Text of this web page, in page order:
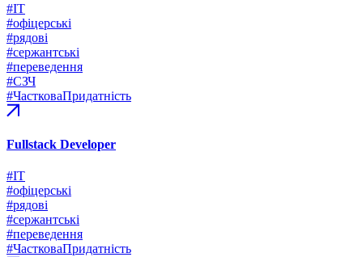
#ІТ
#офіцерські
#рядові
#сержантські
#переведення
#СЗЧ
#ЧастковаПридатність
Fullstack Developer
#ІТ
#офіцерські
#рядові
#сержантські
#переведення
#ЧастковаПридатність